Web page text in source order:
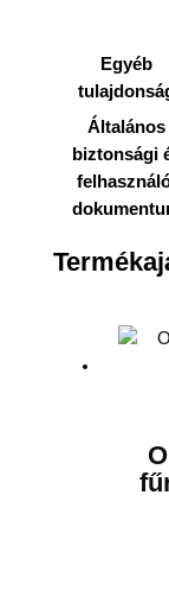
Egyéb
Általános
biztonsági